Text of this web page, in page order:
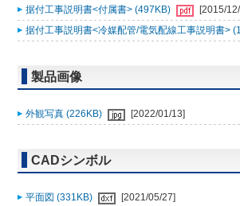
据付工事説明書<付属書> (497KB)
[2015/
据付工事説明書<冷媒配管/電気配線工事説明書>
製品画像
外観写真 (226KB) [2022/01/13]
CADシンボル
平面図 (331KB)
[2021/05/27]